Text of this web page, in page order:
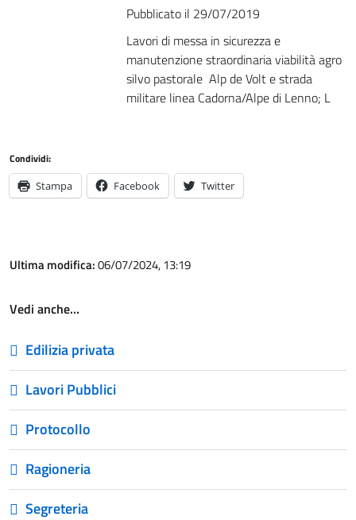
Pubblicato il 29/07/2019
Lavori di messa in sicurezza e
manutenzione straordinaria viabilità agro
silvo pastorale Alp de Volt e strada
militare linea Cadorna/Alpe di Lenno; L
Condividi:
Stampa Facebook Twitter
Ultima modifica:06/07/2024, 13:19
Vedi anche…
Edilizia privata
Lavori Pubblici
Protocollo
Ragioneria
Segreteria